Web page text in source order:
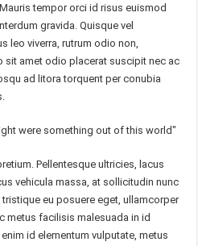
tempor orci id risus euismod
gravida. Quisque vel
leo viverra, rutrum odio non,
sit amet odio placerat suscipit nec ac
ad litora torquent per conubia
were something out of this world
Pellentesque ultricies, lacus
vehicula massa, at sollicitudin nunc
eu posuere eget, ullamcorper
metus facilisis malesuada in id
id elementum vulputate, metus